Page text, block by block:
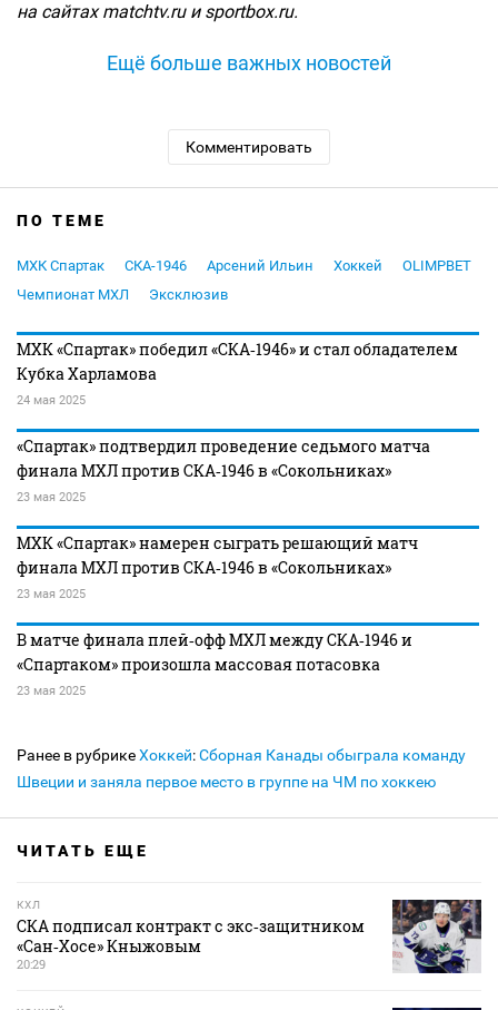
на сайтах matchtv.ru и sportbox.ru.
Ещё больше важных новостей
Комментировать
ПО ТЕМЕ
МХК Спартак СКА-1946 Арсений Ильин Хоккей
OLIMPBET
Чемпионат МХЛ
Эксклюзив
МХК «Спартак» победил «СКА‑1946» и стал обладателем
Кубка Харламова
24 мая 2025
«Спартак» подтвердил проведение седьмого матча
финала МХЛ против СКА‑1946 в «Сокольниках»
23 мая 2025
МХК «Спартак» намерен сыграть решающий матч
финала МХЛ против СКА‑1946 в «Сокольниках»
23 мая 2025
В матче финала плей‑офф МХЛ между СКА‑1946 и
«Спартаком» произошла массовая потасовка
23 мая 2025
Ранее в рубрикеХоккей:Сборная Канады обыграла команду
Швеции и заняла первое место в группе на ЧМ по хоккею
ЧИТАТЬ ЕЩЕ
КХЛ
СКА подписал контракт с экс‑защитником
«Сан‑Хосе» Кныжовым
20:29